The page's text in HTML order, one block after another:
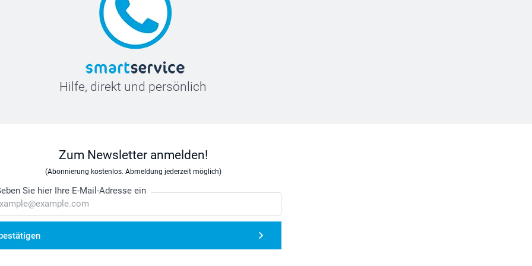
Hilfe, direkt und persönlich
Zum Newsletter anmelden!
(Abonnierung kostenlos. Abmeldung jederzeit möglich)
Sie hier Ihre E-Mail-Adresse ein